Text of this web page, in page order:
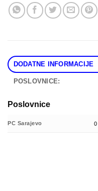
DODATNE INFORMACIJE
POSLOVNICE:
Poslovnice
PC Sarajevo 0